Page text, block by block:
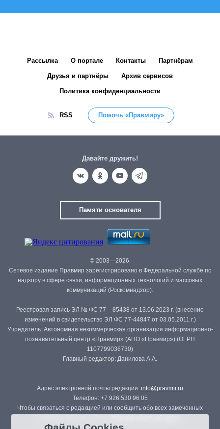
Рассылка О портале Контакты Партнёрам
Друзья и партнёры Архив сервисов
Политика конфиденциальности
RSS Помочь «Правмиру»
Давайте дружить!
Памяти основателя
© 2003—2026.
Сетевое издание Правмир зарегистрировано в Федеральной службе по
надзору в сфере связи, информационных технологий и массовых
коммуникаций (Роскомнадзор).
Реестровая запись ЭЛ № ФС 77 – 85438 от 13.06.2023 г. (внесение
изменений в свидетельство ЭЛ ФС 77-44847 от 03.05.2011 г.)
Учредитель: Автономная некоммерческая организация информационно-
познавательный центр «Правмир» (АНО «Правмир») (ОГРН
1107799036730)
Главный редактор: Данилова А.А.
Адрес электронной почты редакции: info@pravmir.ru
Телефон: +7 926 530 96 05
Чтобы связаться с редакцией или сообщить обо всех замеченных